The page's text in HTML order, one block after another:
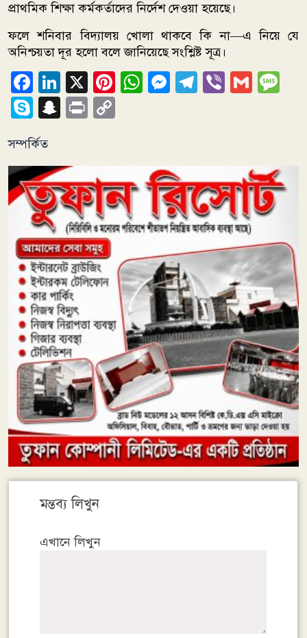
প্রাথমিক শিক্ষা কর্মকর্তাদের নির্দেশ দেওয়া হয়েছে।
ফলে শনিবার বিদ্যালয় খোলা থাকবে কি না—এ নিয়ে যে
অনিশ্চয়তা দূর হলো বলে জানিয়েছে সংশ্লিষ্ট সূত্র।
Facebook
LinkedIn
X Pinterest
WhatsApp
Messenger
Telegram
Viber
SkypeSnapchat
Print
সম্পর্কিত
মন্তব্য লিখুন
এখানে লিখুন